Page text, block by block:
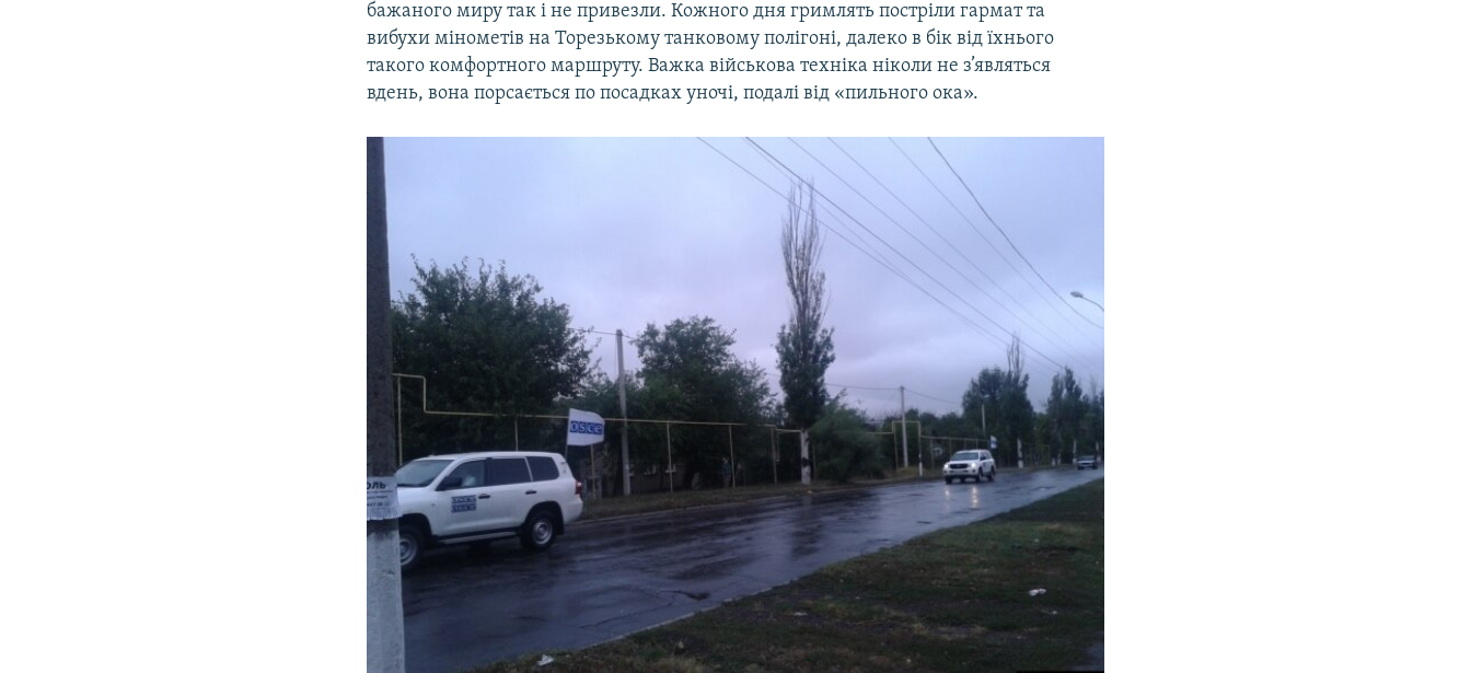
бажаного миру так і не привезли. Кожного дня гримлять постріли гармат та
вибухи мінометів на Торезькому танковому полігоні, далеко в бік від їхнього
такого комфортного маршруту. Важка військова техніка ніколи не з’являться
вдень, вона порсається по посадках уночі, подалі від «пильного ока».